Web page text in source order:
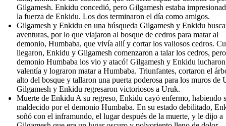
Gilgamesh. Enkidu concedió, pero Gilgamesh estaba
la fuerza de Enkidu. Los dos terminaron el día como amigos.
Gilgamesh y Enkidu en una búsqueda Gilgamesh y Enkidu
aventuras, por lo que viajaron al bosque de cedros para matar al
demonio, Humbaba, que vivía allí y cortar los valiosos cedros.
llegaron, Enkidu y Gilgamesh comenzaron a talar los cedros,
demonio Humbaba los vio y atacó! Gilgamesh y Enkidu
valentía y lograron matar a Humbaba. Triunfantes, cortaron el
alto del bosque y tallaron una puerta poderosa para los muros de
Gilgamesh y Enkidu regresaron victoriosos a Uruk.
Muerte de Enkidu A su regreso, Enkidu cayó enfermo, habiendo
maldecido por el demonio Humbaba. En su estado debilitado,
soñó con el inframundo, el lugar después de la muerte, y le dijo a